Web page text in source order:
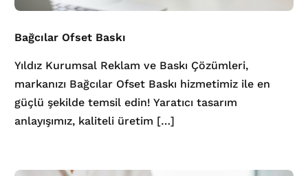
Bağcılar Ofset Baskı
Yıldız Kurumsal Reklam ve Baskı Çözümleri,
markanızı Bağcılar Ofset Baskı hizmetimiz ile en
güçlü şekilde temsil edin! Yaratıcı tasarım
anlayışımız, kaliteli üretim […]